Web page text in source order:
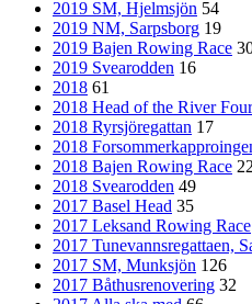
2019 SM, Hjelmsjön 54
2019 NM, Sarpsborg 19
2019 Bajen Rowing Race
2019 Svearodden 16
2018 61
2018 Head of the River
2018 Ryrsjöregattan 17
2018
2018 Bajen Rowing Race
2018 Svearodden 49
2017 Basel Head 35
2017 Leksand Rowing Race
2017 Tunevannsregattaen,
2017 SM, Munksjön 126
2017 Båthusrenovering 32